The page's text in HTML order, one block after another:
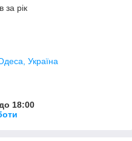
за рік
Україна
18:00